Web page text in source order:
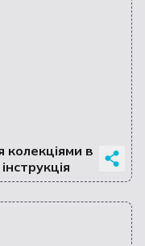
колекціями в